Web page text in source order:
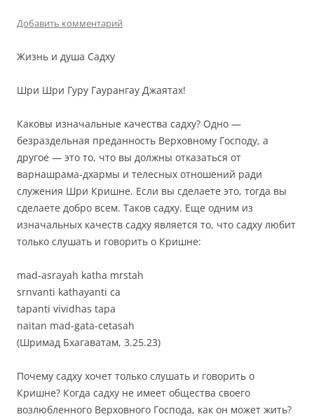
Добавить комментарий
Жизнь и душа Садху
Шри Шри Гуру Гаурангау Джаятах!
Каковы изначальные качества садху? Одно —
безраздельная преданность Верховному Господу, а
другое — это то, что вы должны отказаться от
варнашрама-дхармы и телесных отношений ради
служения Шри Кришне. Если вы сделаете это, тогда вы
сделаете добро всем. Таков садху. Еще одним из
изначальных качеств садху является то, что садху любит
только слушать и говорить о Кришне:
mad-asrayah katha mrstah
srnvanti kathayanti ca
tapanti vividhas tapa
naitan mad-gata-cetasah
(Шримад Бхагаватам, 3.25.23)
Почему садху хочет только слушать и говорить о
Кришне? Когда садху не имеет общества своего
возлюбленного Верховного Господа, как он может жить?